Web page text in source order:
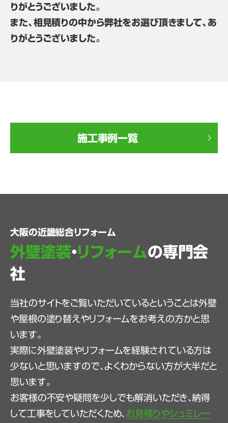
りがとうございました。
また、相見積りの中から弊社をお選び頂きまして、あ
りがとうございました。
施工事例一覧
大阪の近畿総合リフォーム
外壁塗装・リフォームの専門会
社
当社のサイトをご覧いただいているということは外壁
や屋根の塗り替えやリフォームをお考えの方かと思
います。
実際に外壁塗装やリフォームを経験されている方は
少ないと思いますので、よくわからない方が大半だと
思います。
お客様の不安や疑問を少しでも解消いただき、納得
して工事をしていただくため、 お見積りやシュミレー